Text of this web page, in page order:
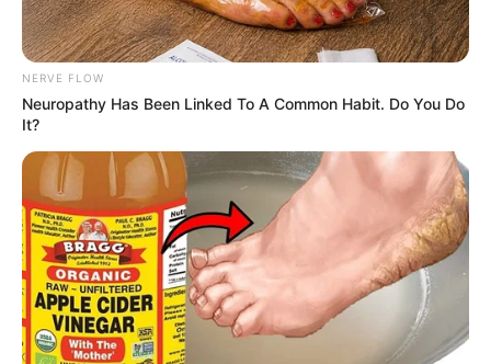
NERVE FLOW
Neuropathy Has Been Linked To A Common Habit. Do You Do
It?